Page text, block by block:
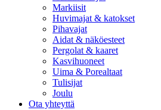
Markiisit
Huvimajat & katokset
Pihavajat
Aidat & näköesteet
Pergolat & kaaret
Kasvihuoneet
Uima & Porealtaat
Tulisijat
Joulu
Ota yhteyttä